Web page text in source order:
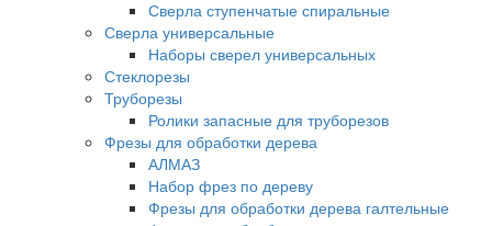
Сверла ступенчатые спиральные
Сверла универсальные
Наборы сверел универсальных
Стеклорезы
Труборезы
Ролики запасные для труборезов
Фрезы для обработки дерева
АЛМАЗ
Набор фрез по дереву
Фрезы для обработки дерева галтельные